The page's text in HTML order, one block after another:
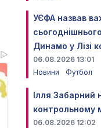
УЄФА назвав
Динамо у Лізі
06.08.2026 13:01
Новини
Футбол
Ілля Забарний
контрольному
06.08.2026 12:02